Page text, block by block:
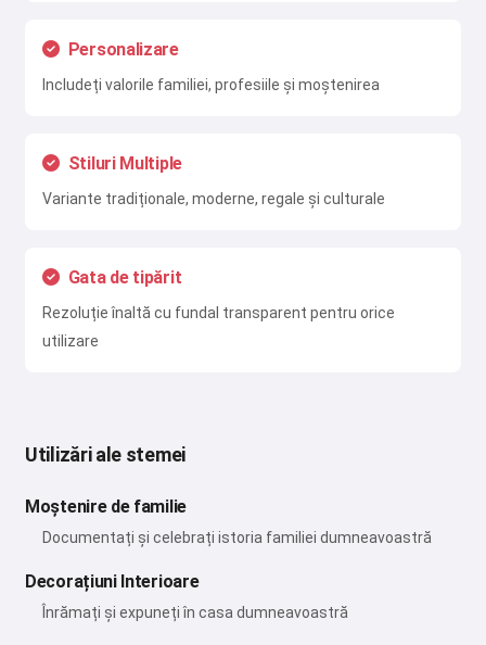
Personalizare
Includeți valorile familiei, profesiile și moștenirea
Stiluri Multiple
Variante tradiționale, moderne, regale și culturale
Gata de tipărit
Rezoluție înaltă cu fundal transparent pentru orice
utilizare
Utilizări ale stemei
Moștenire de familie
Documentați și celebrați istoria familiei dumneavoastră
Decorațiuni Interioare
Înrămați și expuneți în casa dumneavoastră